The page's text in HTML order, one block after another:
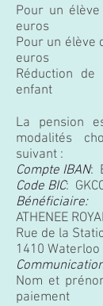
Pour un
euros
Pour un élève
euros
Réduction
enfant
La pension
modalités
suivant :
Compte IBAN:
Code BIC:
Bénéficiaire:
ATHENEE
Rue de la
1410 Waterloo
Nom et
paiement